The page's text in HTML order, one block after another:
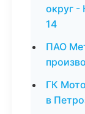
округ -
14
ПАО
ГК
в